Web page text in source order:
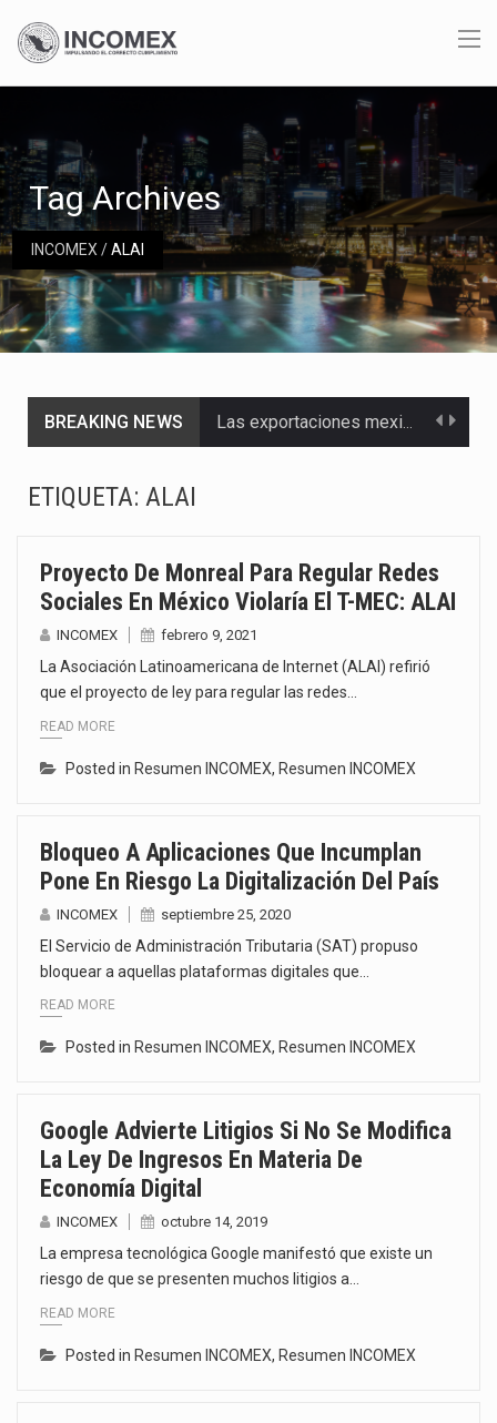
INCOMEX/ALAI
Tag Archives
BREAKING NEWS Las exportaciones mexicanas de vehículos ligeros disminuyeron 9.67 % en julio a tasa anual, alcanzando…
Solo el 17.8 % de las empresas en México se considera totalmente preparada para la…
Los créditos fiscales determinados a empresas IMMEX rara vez nacen de una interpretación equivocada de…
La inversión fija bruta en México registró un aumento de 1.1% interanual en mayo de…
El Departamento de Agricultura de Estados Unidos (USDA) suspendió el 5 de agosto de 2026…
ETIQUETA: ALAI
Proyecto De Monreal Para Regular Redes
Sociales En México Violaría El T-MEC: ALAI
INCOMEX febrero 9, 2021
La Asociación Latinoamericana de Internet (ALAI) refirió
que el proyecto de ley para regular las redes…
READ MORE
Posted in Resumen INCOMEX, Resumen INCOMEX
Bloqueo A Aplicaciones Que Incumplan
Pone En Riesgo La Digitalización Del País
INCOMEX septiembre 25, 2020
El Servicio de Administración Tributaria (SAT) propuso
bloquear a aquellas plataformas digitales que…
READ MORE
Posted in Resumen INCOMEX, Resumen INCOMEX
Google Advierte Litigios Si No Se Modifica
La Ley De Ingresos En Materia De
Economía Digital
INCOMEX octubre 14, 2019
La empresa tecnológica Google manifestó que existe un
riesgo de que se presenten muchos litigios a…
READ MORE
Posted in Resumen INCOMEX, Resumen INCOMEX